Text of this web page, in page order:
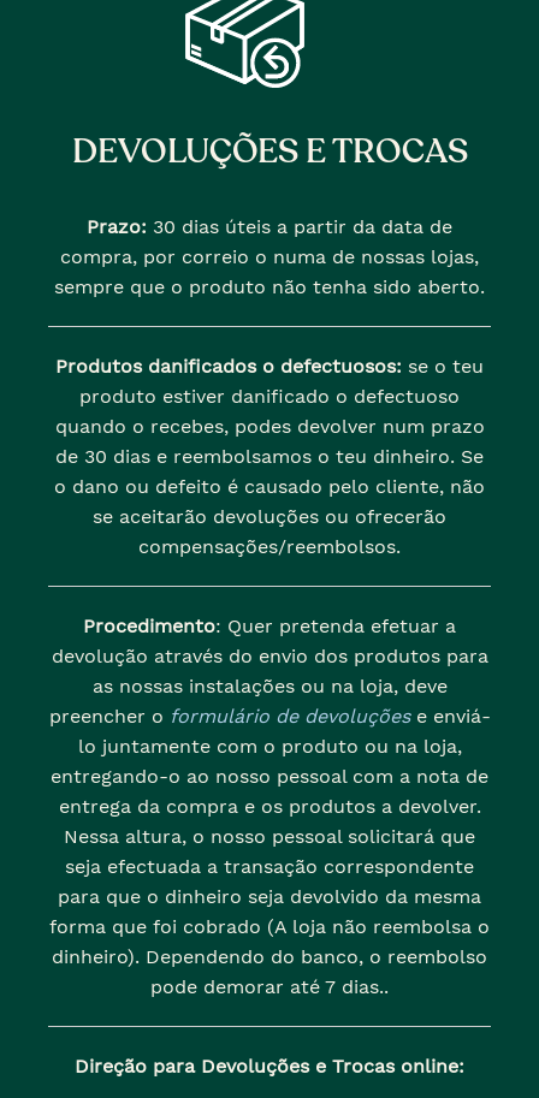
DEVOLUÇÕES E TROCAS
Prazo: 30 dias úteis a partir da data de
compra, por correio o numa de nossas lojas,
sempre que o produto não tenha sido aberto.
Produtos danificados o defectuosos: se o teu
produto estiver danificado o defectuoso
quando o recebes, podes devolver num prazo
de 30 dias e reembolsamos o teu dinheiro. Se
o dano ou defeito é causado pelo cliente, não
se aceitarão devoluções ou ofrecerão
compensações/reembolsos.
Procedimento: Quer pretenda efetuar a
devolução através do envio dos produtos para
as nossas instalações ou na loja, deve
preencher o formulário de devoluçõese enviá-
lo juntamente com o produto ou na loja,
entregando-o ao nosso pessoal com a nota de
entrega da compra e os produtos a devolver.
Nessa altura, o nosso pessoal solicitará que
seja efectuada a transação correspondente
para que o dinheiro seja devolvido da mesma
forma que foi cobrado (A loja não reembolsa o
dinheiro). Dependendo do banco, o reembolso
pode demorar até 7 dias..
Direção para Devoluções e Trocas online: